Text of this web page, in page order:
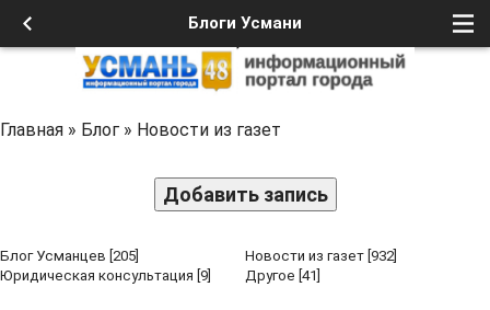
Блоги Усмани
Главная » Блог » Новости из газет
Добавить запись
Блог Усманцев [205] Новости из газет [932]
Юридическая консультация [9] Другое [41]